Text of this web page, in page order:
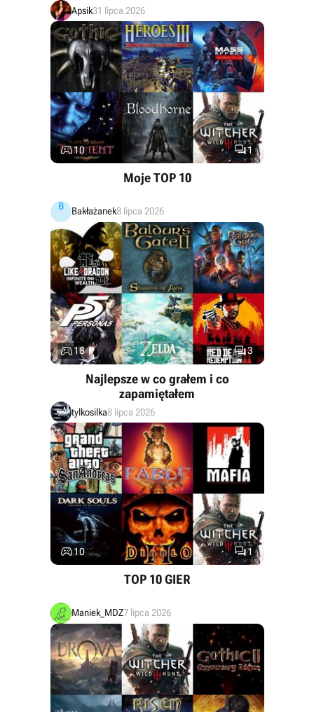
Apsik31 lipca 2026
1
10
Moje TOP 10
B Bakłażanek8 lipca 2026
3
18
Najlepsze w co grałem i co
zapamiętałem
tylkosilka8 lipca 2026
1
10
TOP 10 GIER
Maniek_MDZ7 lipca 2026